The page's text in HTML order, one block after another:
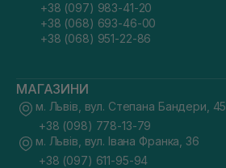
+38 (097) 983-41-20
+38 (068) 693-46-00
+38 (068) 951-22-86
МАГАЗИНИ
м. Львів, вул. Степана Бандери, 45
+38 (098) 778-13-79
м. Львів, вул. Івана Франка, 36
+38 (097) 611-95-94